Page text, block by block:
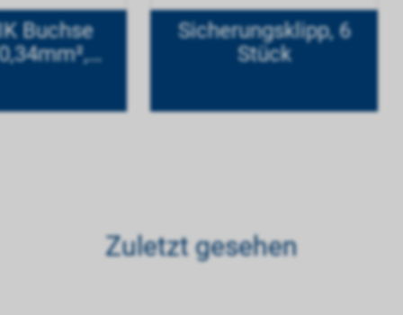
Buchse
Sicherungsklipp, 6
Stück
Zuletzt gesehen